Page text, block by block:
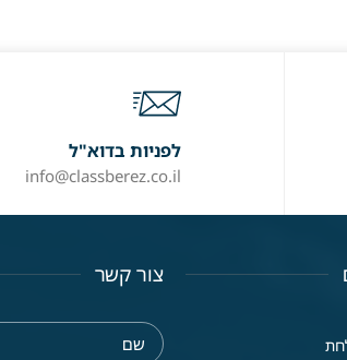
לפניות בדוא"ל
info@classberez.co.il
צור קשר